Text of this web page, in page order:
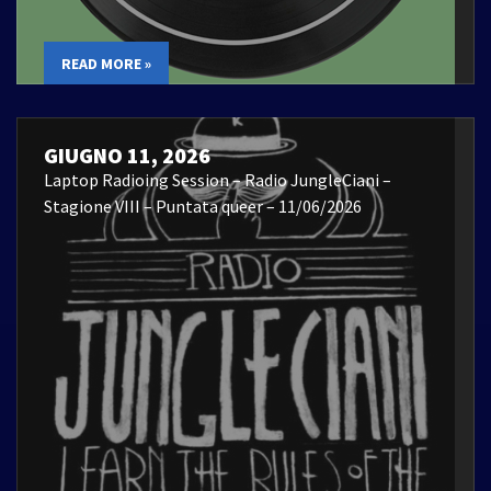
READ MORE »
GIUGNO 11, 2026
Laptop Radioing Session – Radio JungleCiani –
Stagione VIII – Puntata queer – 11/06/2026